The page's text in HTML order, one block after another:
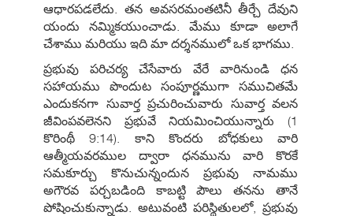
ఆధారపడలేదు. తన అవసరమంతటినీ తీర్చే దేవుని
యందు నమ్మికయుంచాడు. మేము కూడా అలాగే
చేశాము మరియు ఇది మా దర్శనములో ఒక భాగము.
ప్రభువు పరిచర్య చేసేవారు వేరే వారినుండి ధన
సహాయము పొందుట సంపూర్ణముగా సముచితమే
ఎందుకనగా సువార్త ప్రచురించువారు సువార్త వలన
జీవింపవలెనని ప్రభువే నియమించియున్నారు (1
కొరింథీ 9:14). కాని కొందరు బోధకులు వారి
ఆత్మీయవరముల ద్వారా ధనమును వారి కొరకే
సమకూర్చు కొనుచున్నందున ప్రభువు నామము
అగౌరవ పర్చబడింది కాబట్టి పౌలు తనను తానే
పోషించుకున్నాడు. అటువంటి పరిస్థితులలో, ప్రభువు